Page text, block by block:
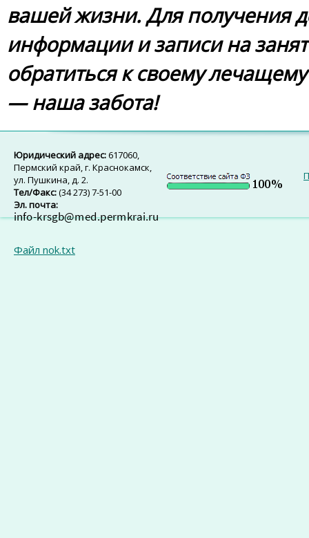
вашей жизни. Для получения
информации и записи на
обратиться к своему
— наша забота!
Юридический адрес:617060,
Пермский край, г. Краснокамск,
ул. Пушкина, д. 2.
Тел/Факс:(34 273) 7-51-00
Эл. почта:
Файл nok.txt